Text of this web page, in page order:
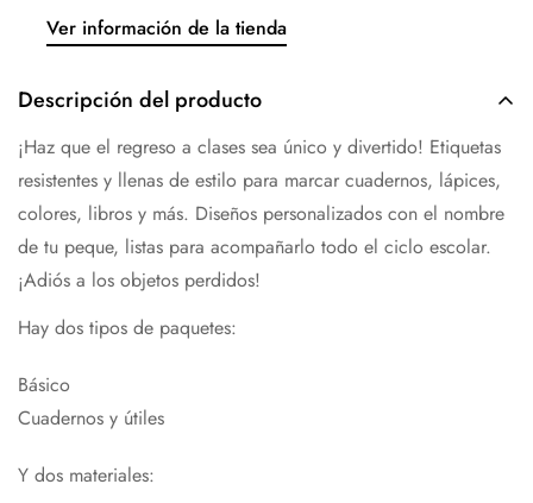
Ver información de la tienda
Descripción del producto
¡Haz que el regreso a clases sea único y divertido! Etiquetas
resistentes y llenas de estilo para marcar cuadernos, lápices,
colores, libros y más. Diseños personalizados con el nombre
de tu peque, listas para acompañarlo todo el ciclo escolar.
¡Adiós a los objetos perdidos!
Hay dos tipos de paquetes:
Básico
Cuadernos y útiles
Y dos materiales: